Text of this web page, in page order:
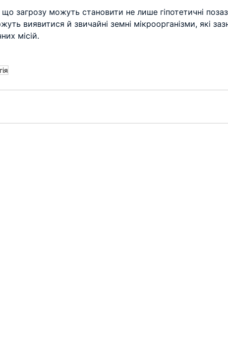
загрозу можуть становити не лише гіпотетичні
виявитися й звичайні земні мікроорганізми, які
місій.